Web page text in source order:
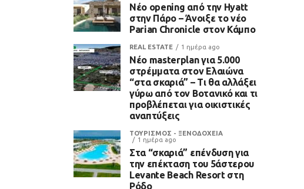
Νέο opening από την Hyatt
στην Πάρο – Άνοιξε το νέο
Parian Chronicle στον Κάμπο
REAL ESTATE 1 ημέρα ago
Νέο masterplan για 5.000
στρέμματα στον Ελαιώνα
“στα σκαριά” – Τι θα αλλάξει
γύρω από τον Βοτανικό και τι
προβλέπεται για οικιστικές
αναπτύξεις
ΤΟΥΡΙΣΜΟΣ - ΞΕΝΟΔΟΧΕΙΑ
1 ημέρα ago
Στα “σκαριά” επένδυση για
την επέκταση του 5άστερου
Levante Beach Resort στη
Ρόδο